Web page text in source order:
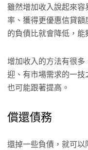
雖然增加收入說起來
率、獲得更優惠信貸
的負債比就會降低，
增加收入的方法有很
迎、有市場需求的一
也可能跟著提高。
償還債務
還掉一些負債，就可